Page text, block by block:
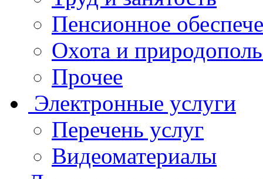
Пенсионное
Охота и
Прочее
Электронные услуги
Перечень услуг
Видеоматериалы